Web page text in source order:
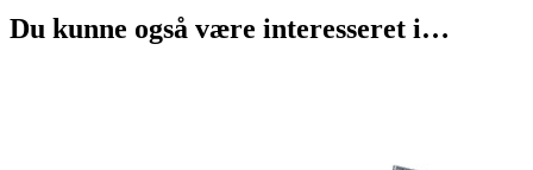
Du kunne også være interesseret i…